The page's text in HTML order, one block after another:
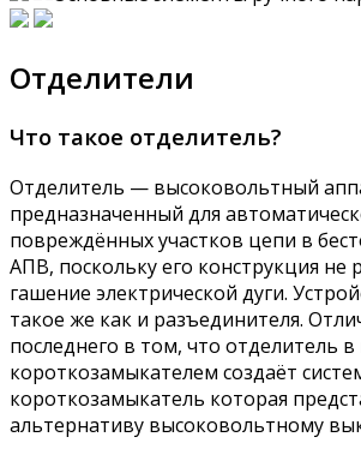
Отделители
Что такое отделитель?
Отделитель — высоковольтный
предназначенный для
повреждённых участков цепи в
АПВ, поскольку его конструкция не
гашение электрической дуги.
такое же как и разъединителя.
последнего в том, что отделитель
короткозамыкателем создаёт
короткозамыкатель которая
альтернативу высоковольтному